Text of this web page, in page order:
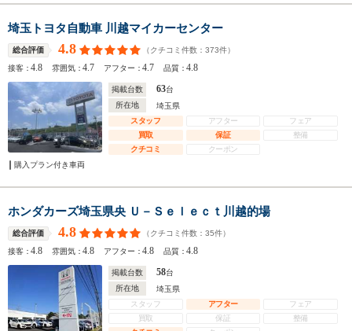
埼玉トヨタ自動車 川越マイカーセンター
総合評価 4.8 （クチコミ件数： 373件）
接客：4.8 雰囲気：4.7 アフター：4.7 品質：4.8
掲載台数 63台
所在地
埼玉県
スタッフ
アフター
フェア
買取
保証
整備
クチコミ
クーポン
購入プラン付き車両
ホンダカーズ埼玉県央 Ｕ－Ｓｅｌｅｃｔ川越的場
総合評価 4.8 （クチコミ件数： 35件）
接客：4.8 雰囲気：4.8 アフター：4.8 品質：4.8
掲載台数 58台
所在地
埼玉県
スタッフ
アフター
フェア
買取
保証
整備